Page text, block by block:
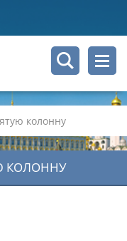
колонну
КОЛОННУ